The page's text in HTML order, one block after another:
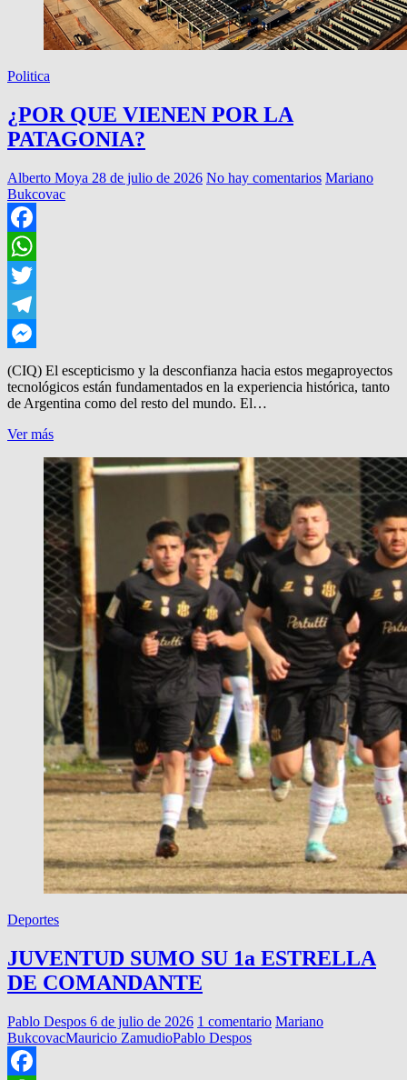
Politica
¿POR QUE VIENEN POR LA
PATAGONIA?
Alberto Moya 28 de julio de 2026 No hay comentarios Mariano
Bukcovac
Facebook
WhatsApp
Twitter
Telegram
Messenger
(CIQ) El escepticismo y la desconfianza hacia estos megaproyectos
tecnológicos están fundamentados en la experiencia histórica, tanto
de Argentina como del resto del mundo. El…
Ver más¿POR
VIENEN
POR
LA
PATAGONIA?
Deportes
JUVENTUD SUMO SU 1a ESTRELLA
DE COMANDANTE
Pablo Despos 6 de julio de 2026 1 comentario Mariano
BukcovacMauricio ZamudioPablo Despos